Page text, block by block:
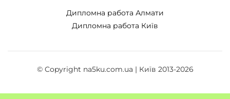
Дипломна работа Алмати
Дипломна работа Київ
© Copyright na5ku.com.ua | Київ 2013-2026